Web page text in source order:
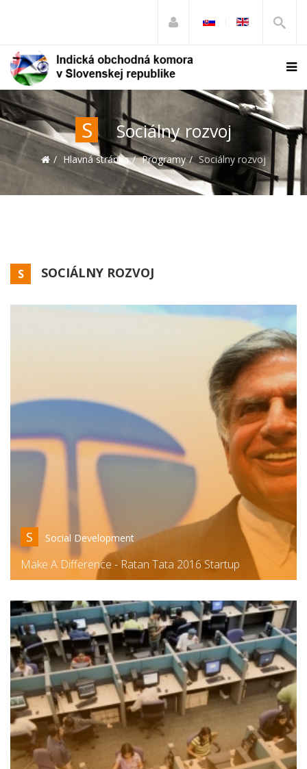
S Sociálny rozvoj
Hlavná stránka Programy Sociálny rozvoj
S SOCIÁLNY ROZVOJ
S Social Development
Make A Difference - Ratan Tata 2016 Startup